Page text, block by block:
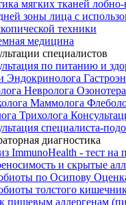
мягких тканей
зоны лица с
техники
медицина
специалистов
по питанию и
Эндокринолога
Невролога
Маммолога
Трихолога
специалиста-
диагностика
ImmunoHealth - тест на
и скрытые
по Осипову
толстого
пищевым аллергенам